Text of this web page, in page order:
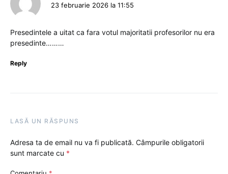
23 februarie 2026 la 11:55
Presedintele a uitat ca fara votul majoritatii profesorilor nu era
presedinte………
Reply
LASĂ UN RĂSPUNS
Adresa ta de email nu va fi publicată. Câmpurile obligatorii
sunt marcate cu *